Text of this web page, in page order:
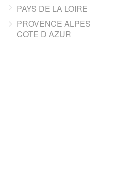
PAYS DE LA LOIRE
PROVENCE ALPES
COTE D AZUR